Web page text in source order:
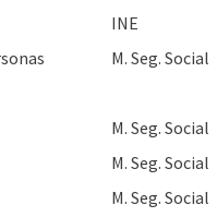
INE
M. Seg. Social
M. Seg. Social
M. Seg. Social
M. Seg. Social